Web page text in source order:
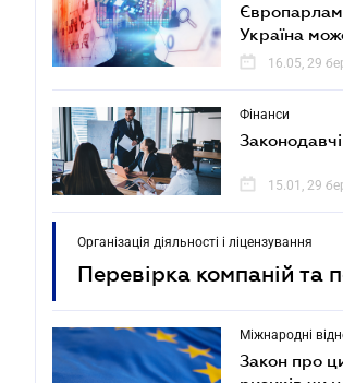
Україна
16.05, 29
Фінанси
15.01, 29
Організація діяльності і ліцензування
Перевірка компаній та
Міжнародні
Закон про